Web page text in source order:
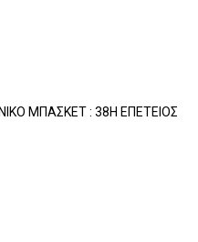
ΜΠΑΣΚΕΤ : 38Η ΕΠΕΤΕΙΟΣ